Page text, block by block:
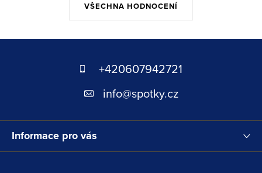
VŠECHNA HODNOCENÍ
t
+420607942721
info@spotky.cz
Informace pro vás